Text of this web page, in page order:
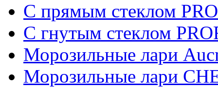
C прямым стеклом
C гнутым стеклом
Морозильные лари
Морозильные лари